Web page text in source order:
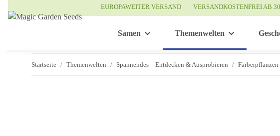
EUROPAWEITER VERSAND VERSANDKOSTENFREI AB
Samen Themenwelten
Startseite Themenwelten Spannendes – Entdecken & Ausprobieren Färberpflanzen